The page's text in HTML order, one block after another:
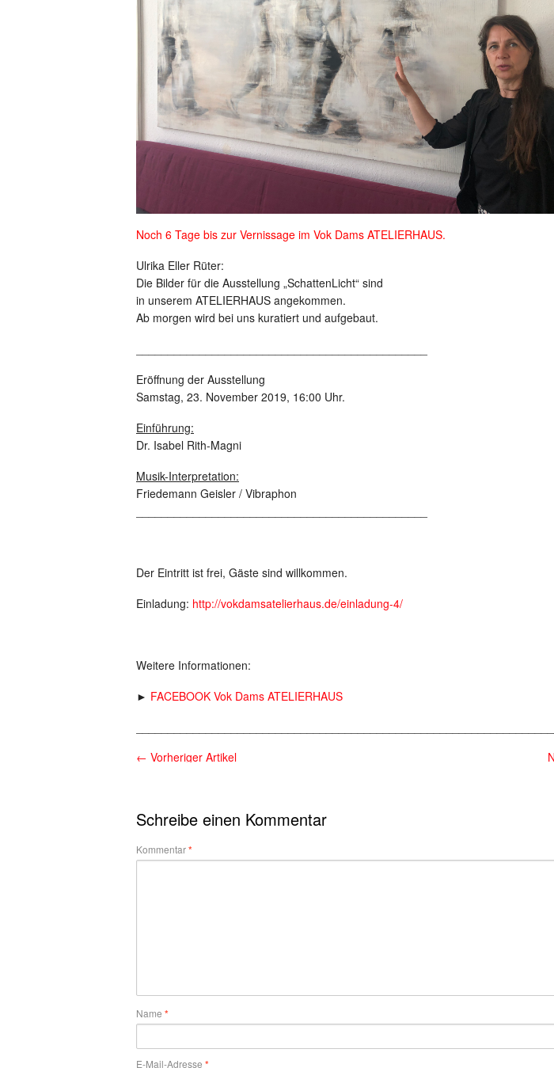
Noch 6 Tage bis zur Vernissage im Vok Dams ATELIERHAUS.
Ulrika Eller Rüter:
Die Bilder für die Ausstellung „SchattenLicht“ sind
in unserem ATELIERHAUS angekommen.
Ab morgen wird bei uns kuratiert und aufgebaut.
Eröffnung der Ausstellung
Samstag, 23. November 2019, 16:00 Uhr.
Einführung:
Dr. Isabel Rith-Magni
Musik-Interpretation:
Friedemann Geisler / Vibraphon
Der Eintritt ist frei, Gäste sind willkommen.
Einladung: http://vokdamsatelierhaus.de/einladung-4/
Weitere Informationen:
► FACEBOOK Vok Dams ATELIERHAUS
← Vorheriger Artikel
Schreibe einen Kommentar
Kommentar*
Name *
E-Mail-Adresse *